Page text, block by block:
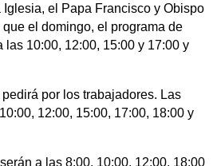
el Papa Francisco y Obispo
el domingo, el programa de
las 10:00, 12:00, 15:00 y 17:00 y
por los trabajadores. Las
12:00, 15:00, 17:00, 18:00 y
a las 8:00, 10:00, 12:00, 18:00